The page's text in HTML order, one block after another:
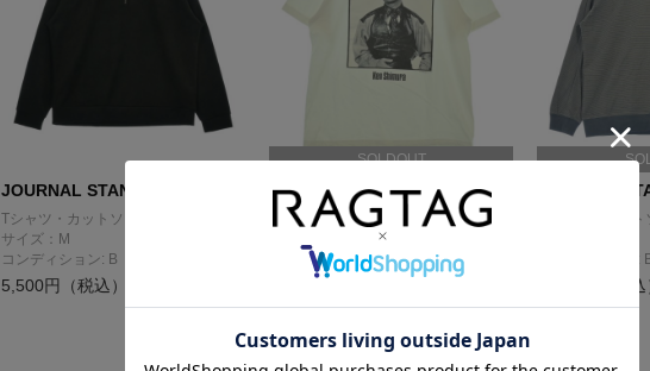
JOURNAL STANDARD
Tシャツ・カットソー
サイズ：M
コンディション: B
5,500円（税込）
SOLDOUT
JOURNAL STANDARD
Tシャツ・カットソー
コンディション: B
JOURNAL
Tシャツ・カット
コンディション:
1,800円（税込